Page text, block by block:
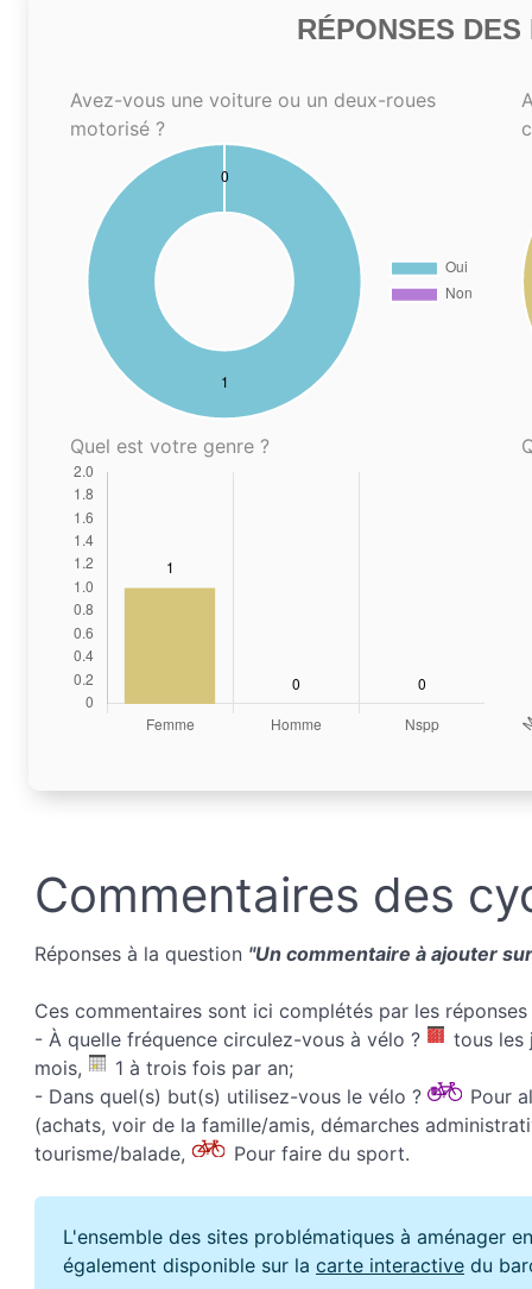
RÉPONSES
Avez-vous une voiture ou un deux-roues
motorisé ?
Quel est votre genre ?
Commentaires des
Réponses à la question "Un commentaire à ajouter
Ces commentaires sont ici complétés par les
- À quelle fréquence circulez-vous à vélo ?
tous les
mois,
1 à trois fois par an;
- Dans quel(s) but(s) utilisez-vous le vélo ?
Pour
(achats, voir de la famille/amis, démarches
tourisme/balade,
Pour faire du sport.
L'ensemble des sites problématiques à aménager
également disponible sur la carte interactive du